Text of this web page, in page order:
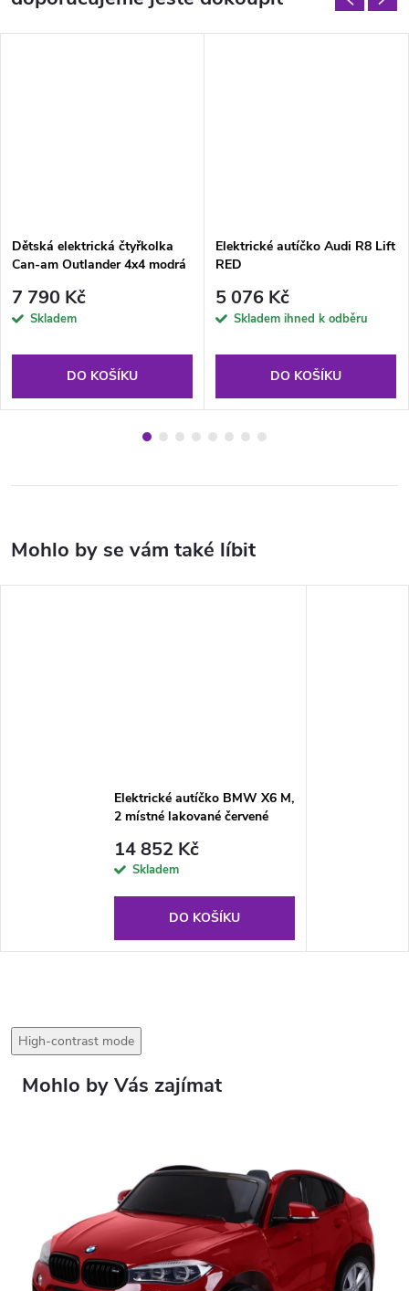
Dětská elektrická čtyřkolka
Can-am Outlander 4x4 modrá
7 790 Kč
Skladem
DO KOŠÍKU
Elektrické autíčko Audi R8 Lift
RED
5 076 Kč
Skladem ihned k odběru
DO KOŠÍKU
Elektrické autíčko BMW X6 M,
2 místné lakované červené
14 852 Kč
Skladem
DO KOŠÍKU
High-contrast mode